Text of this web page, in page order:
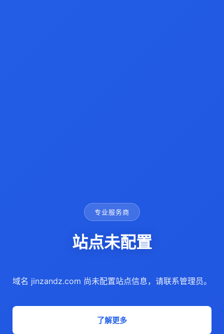
专业服务商
站点未配置
域名 jinzandz.com 尚未配置站点信息，请联系管理员。
了解更多